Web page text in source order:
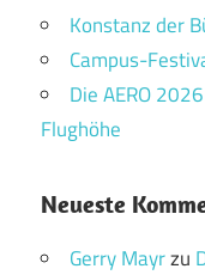
Konstanz der
Campus-
Die AERO
Flughöhe
Neueste
Gerry Mayrzu